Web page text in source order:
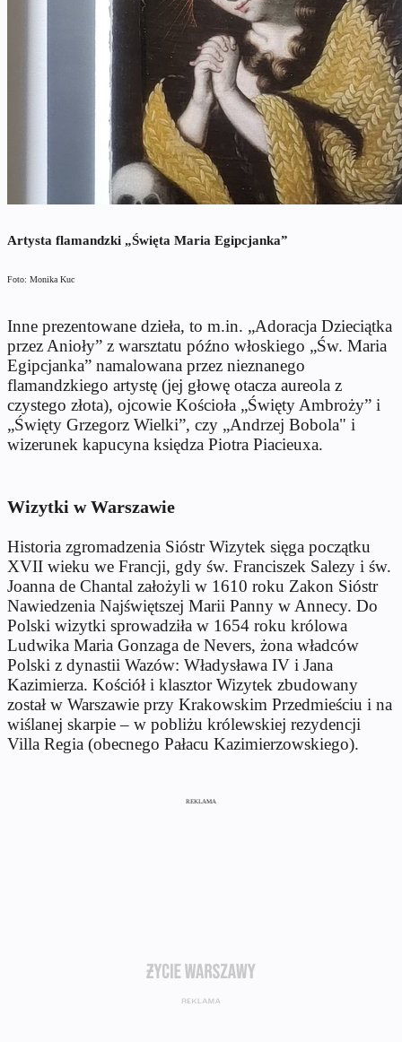
Artysta flamandzki „Święta Maria Egipcjanka”
Foto: Monika Kuc
Inne prezentowane dzieła, to m.in. „Adoracja Dzieciątka
przez Anioły” z warsztatu późno włoskiego „Św. Maria
Egipcjanka” namalowana przez nieznanego
flamandzkiego artystę (jej głowę otacza aureola z
czystego złota), ojcowie Kościoła „Święty Ambroży” i
„Święty Grzegorz Wielki”, czy „Andrzej Bobola" i
wizerunek kapucyna księdza Piotra Piacieuxa.
Wizytki w Warszawie
Historia zgromadzenia Sióstr Wizytek sięga początku
XVII wieku we Francji, gdy św. Franciszek Salezy i św.
Joanna de Chantal założyli w 1610 roku Zakon Sióstr
Nawiedzenia Najświętszej Marii Panny w Annecy. Do
Polski wizytki sprowadziła w 1654 roku królowa
Ludwika Maria Gonzaga de Nevers, żona władców
Polski z dynastii Wazów: Władysława IV i Jana
Kazimierza. Kościół i klasztor Wizytek zbudowany
został w Warszawie przy Krakowskim Przedmieściu i na
wiślanej skarpie – w pobliżu królewskiej rezydencji
Villa Regia (obecnego Pałacu Kazimierzowskiego).
REKLAMA